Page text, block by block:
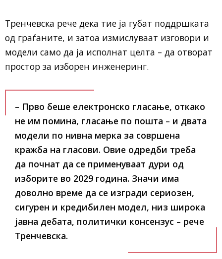
Тренчевска рече дека тие ја губат поддршката
од граѓаните, и затоа измислуваат изговори и
модели само да ја исполнат целта – да отворат
простор за изборен инженеринг.
– Прво беше електронско гласање, откако
не им помина, гласање по пошта – и двата
модели по нивна мерка за совршена
кражба на гласови. Овие одредби треба
да почнат да се применуваат дури од
изборите во 2029 година. Значи има
доволно време да се изгради сериозен,
сигурен и кредибилен модел, низ широка
јавна дебата, политички консензус – рече
Тренчевска.